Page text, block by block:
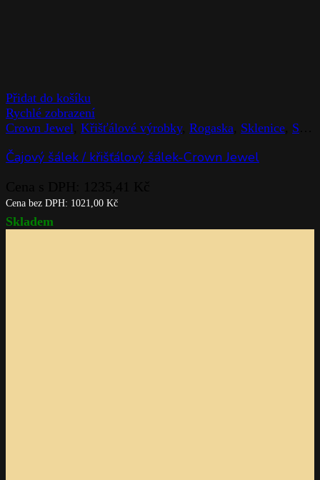
Přidat do košíku
Rychlé zobrazení
Crown Jewel Křišťálové výrobky, Rogaska Sklenice Stolováni
Čajový šálek / křišťálový šálek-Crown Jewel
Cena bez DPH: 1021,00 Kč
Skladem